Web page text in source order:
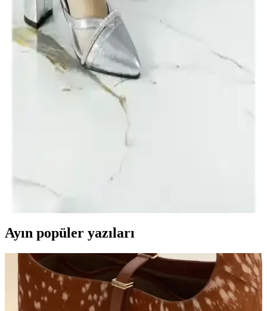
ELEVAM'ın saten ve taş detaylı kadın abiye ayakkabısı, zarif
tasarımı ve rahat yapısıyla gece davetleri için ideal, şık ve dayanıklı
bir seçenektir.
Rose Gümüş Kız Çocuk Üç Bant Taşlı Abiye
Ayakkabısı Şıklık ve Konfor Sunan Tasarım
Rose markasının gümüş renkli kız çocuk abiye ayakkabısı, şıklık ve
rahatlığı bir arada sunar. Taş detayları ve üç bant tasarımıyla özel
günlerde tercih edilir, konforlu kullanım sağlar.
Erkan Saçmacı'nın Molly Lame modeli, taş detayları ve parlak
kumaşıyla şıklık ve rahatlığı bir arada sunan kalın topuklu abiye
Ayın popüler yazıları